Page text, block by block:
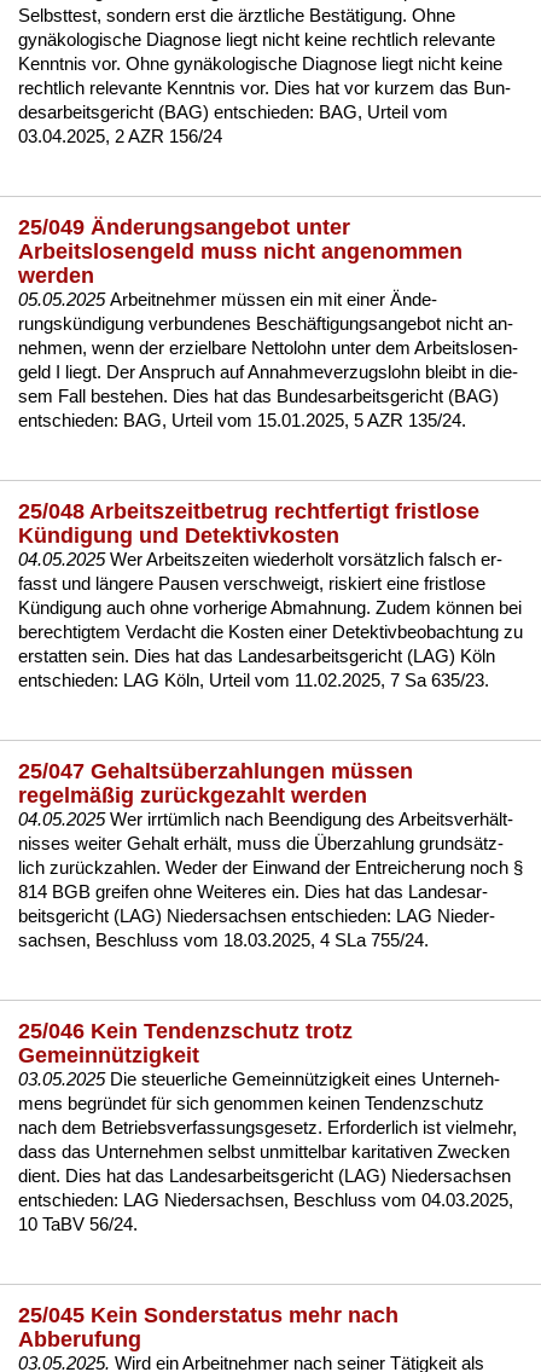
Selbst­test, son­dern erst die ärzt­li­che Bestäti­gung. Oh­ne
gynäko­lo­gi­sche Dia­gno­se liegt nicht kei­ne recht­lich re­le­van­te
Kennt­nis vor. Oh­ne gynäko­lo­gi­sche Dia­gno­se liegt nicht kei­ne
recht­lich re­le­van­te Kennt­nis vor. Dies hat vor kur­zem das Bun­
des­ar­beits­ge­richt (BAG) ent­schie­den: BAG, Ur­teil vom
03.04.2025, 2 AZR 156/24
25/049 Änderungsangebot unter
Arbeitslosengeld muss nicht angenommen
werden
05.05.2025Ar­beit­neh­mer müssen ein mit ei­ner Ände­
rungskündi­gung ver­bun­de­nes Beschäfti­gungs­an­ge­bot nicht an­
neh­men, wenn der er­ziel­ba­re Net­to­lohn un­ter dem Ar­beits­lo­sen­
geld I liegt. Der An­spruch auf An­nah­me­ver­zugs­lohn bleibt in die­
sem Fall be­ste­hen. Dies hat das Bun­des­ar­beits­ge­richt (BAG)
ent­schie­den: BAG, Ur­teil vom 15.01.2025, 5 AZR 135/24.
25/048 Arbeitszeitbetrug rechtfertigt fristlose
Kündigung und Detektivkosten
04.05.2025Wer Ar­beits­zei­ten wie­der­holt vorsätz­lich falsch er­
fasst und länge­re Pau­sen ver­schweigt, ris­kiert ei­ne frist­lo­se
Kündi­gung auch oh­ne vor­he­ri­ge Ab­mah­nung. Zu­dem können bei
be­rech­tig­tem Ver­dacht die Kos­ten ei­ner De­tek­tiv­be­ob­ach­tung zu
er­stat­ten sein. Dies hat das Lan­des­ar­beits­ge­richt (LAG) Köln
ent­schie­den: LAG Köln, Ur­teil vom 11.02.2025, 7 Sa 635/23.
25/047 Gehaltsüberzahlungen müssen
regelmäßig zurückgezahlt werden
04.05.2025Wer irrtümlich nach Be­en­di­gung des Ar­beits­verhält­
nis­ses wei­ter Ge­halt erhält, muss die Über­zah­lung grundsätz­
lich zurück­zah­len. We­der der Ein­wand der Ent­rei­che­rung noch §
814 BGB grei­fen oh­ne Wei­te­res ein. Dies hat das Lan­des­ar­
beits­ge­richt (LAG) Nie­der­sach­sen ent­schie­den: LAG Nie­der­
sach­sen, Be­schluss vom 18.03.2025, 4 SLa 755/24.
25/046 Kein Tendenzschutz trotz
Gemeinnützigkeit
03.05.2025 Die steu­er­li­che Ge­meinnützig­keit ei­nes Un­ter­neh­
mens be­gründet für sich ge­nom­men kei­nen Ten­denz­schutz
nach dem Be­triebs­ver­fas­sungs­ge­setz. Er­for­der­lich ist viel­mehr,
dass das Un­ter­neh­men selbst un­mit­tel­bar ka­ri­ta­ti­ven Zwe­cken
dient. Dies hat das Lan­des­ar­beits­ge­richt (LAG) Nie­der­sach­sen
ent­schie­den: LAG Nie­der­sach­sen, Be­schluss vom 04.03.2025,
10 TaBV 56/24.
25/045 Kein Sonderstatus mehr nach
Abberufung
03.05.2025. Wird ein Ar­beit­neh­mer nach sei­ner Tätig­keit als